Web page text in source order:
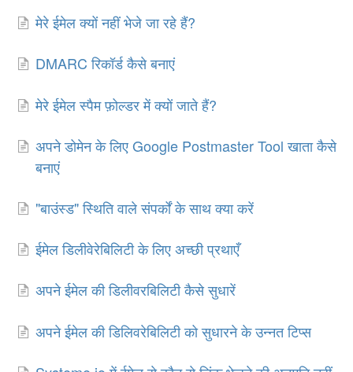
मेरे ईमेल क्यों नहीं भेजे जा रहे हैं?
DMARC रिकॉर्ड कैसे बनाएं
मेरे ईमेल स्पैम फ़ोल्डर में क्यों जाते हैं?
अपने डोमेन के लिए Google Postmaster Tool खाता कैसे
बनाएं
"बाउंस्ड" स्थिति वाले संपर्कों के साथ क्या करें
ईमेल डिलीवेरेबिलिटी के लिए अच्छी प्रथाएँ
अपने ईमेल की डिलीवरबिलिटी कैसे सुधारें
अपने ईमेल की डिलिवरेबिलिटी को सुधारने के उन्नत टिप्स